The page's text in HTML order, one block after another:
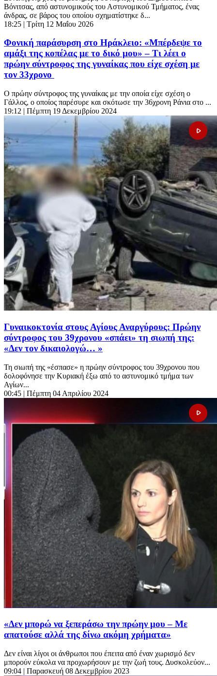
Βόνιτσας, από αστυνομικούς του Αστυνομικού Τμήματος, ένας
άνδρας, σε βάρος του οποίου σχηματίστηκε δ...
18:25 | Τρίτη 12 Μαΐου 2026
Φονική παράσυρση στο Ηράκλειο: «Μπέρδεψε το
αμάξι της κοπέλας με το δικό μου» – Τι λέει ο
πρώην σύντροφος της γυναίκας που είχε σχέση με
τον 33χρονο
Ο πρώην σύντροφος της γυναίκας με την οποία είχε σχέση ο
Γάλλος, ο οποίος παρέσυρε και σκότωσε την 36χρονη Ράνια στο ...
19:12 | Πέμπτη 19 Δεκεμβρίου 2024
Γυναικοκτονία στους Αγίους Αναργύρους: Πρώην
σύντροφος του 39χρονου «σπάει» τη σιωπή της:
«Δεν τον δικαιολογώ… »
Τη σιωπή της «έσπασε» η πρώην σύντροφος του 39χρονου που
δολοφόνησε την Κυριακή έξω από το αστυνομικό τμήμα των
Αγίων...
00:45 | Πέμπτη 04 Απριλίου 2024
«Δεν μπορώ να ξεπεράσω την πρώην μου – Με
απατούσε αλλά της δίνω ακόμη χρήματα»
Δεν είναι λίγοι οι άνθρωποι που έπειτα από έναν χωρισμό δεν
μπορούν εύκολα να προχωρήσουν με την ζωή τους. Δυσκολεύον...
09:04 | Παρασκευή 08 Δεκεμβρίου 2023